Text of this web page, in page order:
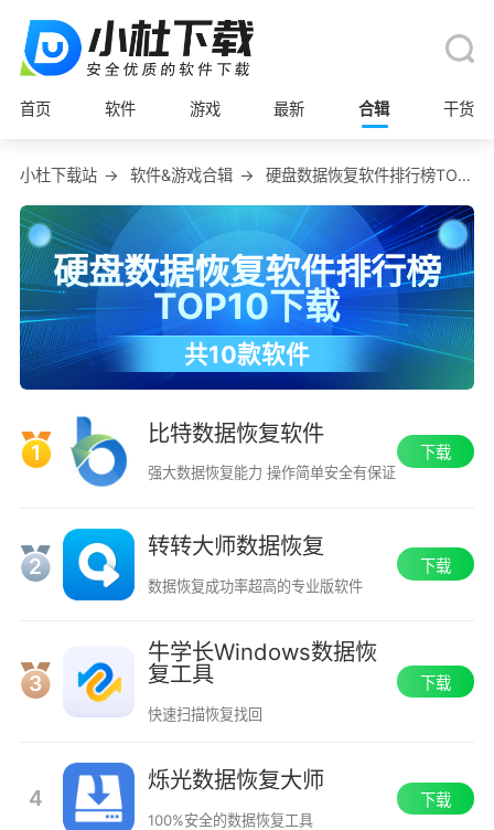
首页 软件 游戏 最新 合辑 干货
小杜下载站 → 软件&游戏合辑 → 硬盘数据恢复软件排行榜TOP10下载
硬盘数据恢复软件排行榜
TOP10下载
共10款软件
1
比特数据恢复软件
强大数据恢复能力 操作简单安全有保证
下载
2
转转大师数据恢复
数据恢复成功率超高的专业版软件
下载
3
牛学长Windows数据恢
复工具
快速扫描恢复找回
下载
4
烁光数据恢复大师
100%安全的数据恢复工具
下载